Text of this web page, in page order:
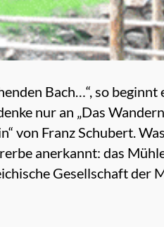
Bach…“, so
nur an „Das
von Franz Schubert.
anerkannt: das
Gesellschaft der